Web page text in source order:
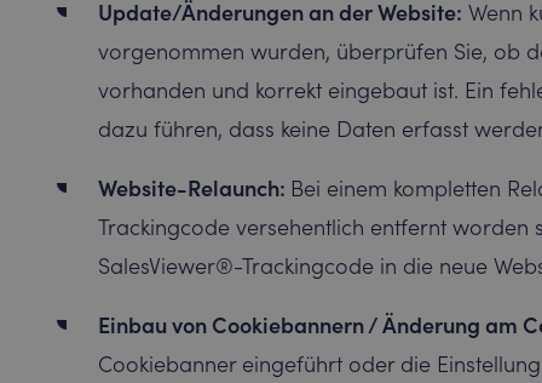
Update/Änderungen an der Website: Wenn
vorgenommen wurden, überprüfen Sie, ob
vorhanden und korrekt eingebaut ist. Ein
dazu führen, dass keine Daten erfasst
Website-Relaunch: Bei einem kompletten
Trackingcode versehentlich entfernt worden
SalesViewer®-Trackingcode in die neue
Einbau von Cookiebannern / Änderung am
Cookiebanner eingeführt oder die